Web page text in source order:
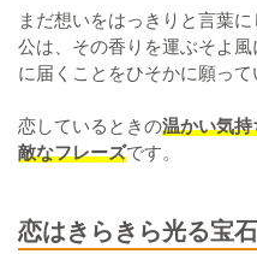
まだ想いをはっきりと言葉
公は、その香りを運ぶそよ
に届くことをひそかに願って
恋しているときの温かい気
敵なフレーズです。
恋はきらきら光る宝